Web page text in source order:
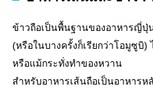
ข้าวถือเป็นพื้นฐานของอาหารญี่ปุ่
(หรือในบางครั้งก็เรียกว่าโอมูซูบิ
หรือแม้กระทั่งทำของหวาน
สำหรับอาหารเส้นถือเป็นอาหาร